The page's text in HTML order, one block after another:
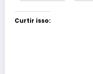
Curtir isso: